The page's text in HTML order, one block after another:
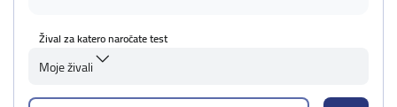
Žival za katero naročate test
Moje živali